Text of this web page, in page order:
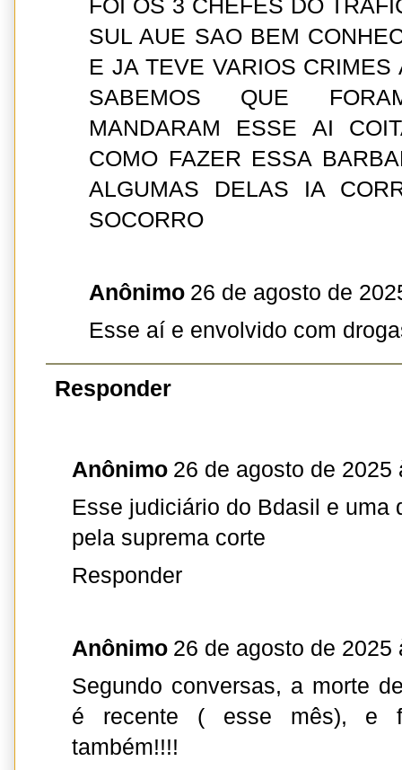
FOI OS 3 CHEFES DO
SUL AUE SAO BEM
E JA TEVE VARIOS CRIMES
SABEMOS QUE
MANDARAM ESSE AI
COMO FAZER ESSA
ALGUMAS DELAS IA
SOCORRO
Anônimo 26 de agosto de
Esse aí e envolvido com
Responder
Anônimo 26 de agosto de 2025
Esse judiciário do Bdasil e uma
pela suprema corte
Responder
Anônimo 26 de agosto de 2025
Segundo conversas, a morte
é recente ( esse mês), e
também!!!!